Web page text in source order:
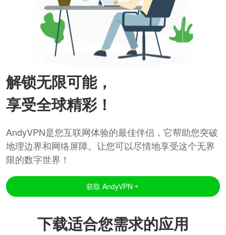
解锁无限可能，
享受全球精彩！
AndyVPN是您互联网体验的最佳伴侣，它帮助您突破
地理边界和网络屏障。让您可以尽情地享受这个无界
限的数字世界！
获取 AndyVPN
下载适合您需求的应用